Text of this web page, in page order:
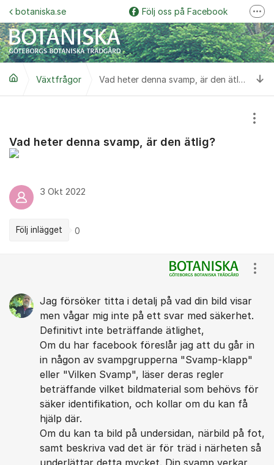
Hoppa till innehåll
botaniska.se Följ oss på Facebook
Följ oss på Instagram
Botaniska trädgårdspodden
Botaniskas vänner
Garden Explorer
Växtfrågor Vad heter denna svamp, är den ätlig?
Vad heter denna svamp, är den ätlig?
3 Okt 2022
Följ inlägget 0
Jag försöker titta i detalj på vad din bild visar
men vågar mig inte på ett svar med säkerhet.
Definitivt inte beträffande ätlighet,
Om du har facebook föreslår jag att du går in
in någon av svampgrupperna "Svamp-klapp"
eller "Vilken Svamp", läser deras regler
beträffande vilket bildmaterial som behövs för
säker identifikation, och kollar om du kan få
hjälp där.
Om du kan ta bild på undersidan, närbild på fot,
samt beskriva vad det är för träd i närheten så
underlättar detta mycket. Din svamp verkar